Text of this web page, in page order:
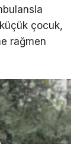
çocuk,
rağmen